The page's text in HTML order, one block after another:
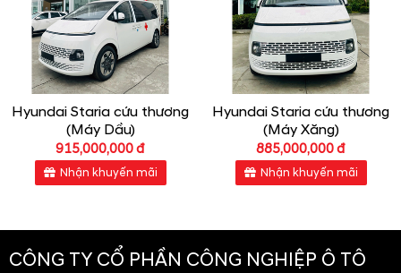
Hyundai Staria cứu thương
(Máy Dầu)
915,000,000 đ
Nhận khuyến mãi
Hyundai Staria cứu thương
(Máy Xăng)
885,000,000 đ
Nhận khuyến mãi
CÔNG TY CỔ PHẦN CÔNG NGHIỆP Ô TÔ